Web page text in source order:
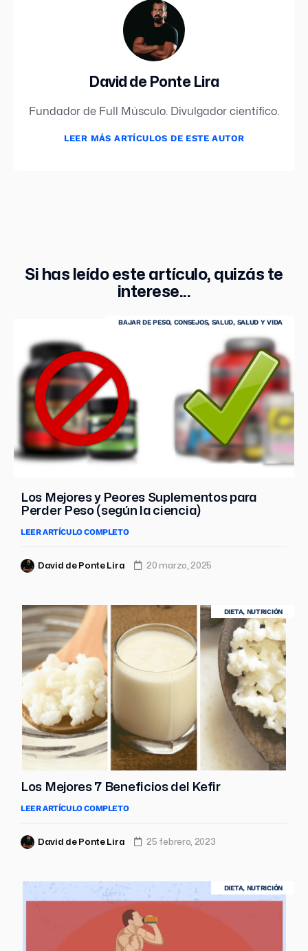
David de Ponte Lira
Fundador de Full Músculo. Divulgador científico.
LEER MÁS ARTÍCULOS DE ESTE AUTOR
Si has leído este artículo, quizás te
interese...
BAJAR DE PESO, CONSEJOS, SALUD, SALUD Y VIDA
Los Mejores y Peores Suplementos para
Perder Peso (según la ciencia)
LEER ARTÍCULO COMPLETO
David de Ponte Lira 20 marzo, 2025
DIETA, NUTRICIÓN
Los Mejores 7 Beneficios del Kefir
LEER ARTÍCULO COMPLETO
David de Ponte Lira 25 febrero, 2023
DIETA, NUTRICIÓN